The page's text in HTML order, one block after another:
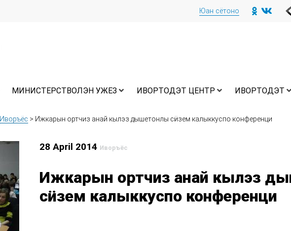
Юан сётоно
МИНИСТЕРСТВОЛЭН УЖЕЗ ИВОРТОДЭТ ЦЕНТР ИВОРТОДЭТ
Иворъёс > Ижкарын ортчиз анай кылэз дышетонлы сӥзем калыккуспо конференци
28 April 2014 Иворъёс
Ижкарын ортчиз анай кылэз
сӥзем калыккуспо конференци